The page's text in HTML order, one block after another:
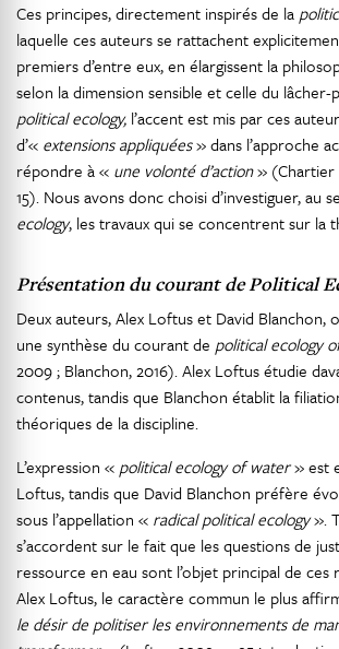
Ces principes, directement inspirés de la
laquelle ces auteurs se rattachent
premiers d’entre eux, en élargissent la
selon la dimension sensible et celle du lâcher-
political ecology, l’accent est mis par ces
d’« extensions appliquées» dans l’approche
répondre à « une volonté d’action» (Chartier
15). Nous avons donc choisi d’investiguer, au
ecology, les travaux qui se concentrent sur la
Présentation du courant dePolitical
Deux auteurs, Alex Loftus et David Blanchon,
une synthèse du courant de political ecology
2009 ; Blanchon, 2016). Alex Loftus étudie
contenus, tandis que Blanchon établit la
théoriques de la discipline.
L’expression « political ecology of water» est
Loftus, tandis que David Blanchon préfère
sous l’appellation « radical political ecology».
s’accordent sur le fait que les questions de
ressource en eau sont l’objet principal de ces
Alex Loftus, le caractère commun le plus
le désir de politiser les environnements de